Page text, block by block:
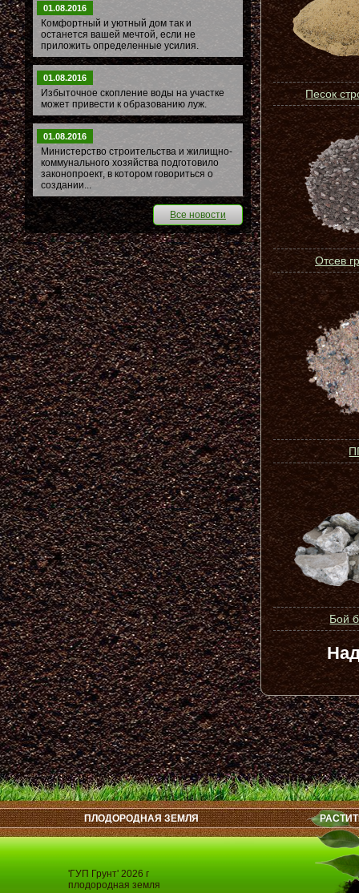
Песок
Отсев
Бой
01.08.2016
Комфортный и уютный дом так и
останется вашей мечтой, если не
приложить определенные усилия.
01.08.2016
Избыточное скопление воды на участке
может привести к образованию луж.
01.08.2016
Министерство строительства и жилищно-
коммунального хозяйства подготовило
законопроект, в котором говориться о
создании...
Все новости
'ГУП Грунт' 2026 г
плодородная земля
ПЛОДОРОДНАЯ ЗЕМЛЯ